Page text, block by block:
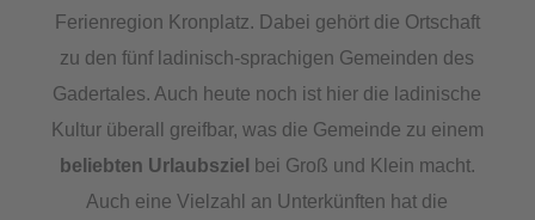
Ferienregion Kronplatz. Dabei gehört die Ortschaft
zu den fünf ladinisch-sprachigen Gemeinden des
Gadertales. Auch heute noch ist hier die ladinische
Kultur überall greifbar, was die Gemeinde zu einem
beliebten Urlaubsziel
bei Groß und Klein macht.
Auch eine Vielzahl an Unterkünften hat die